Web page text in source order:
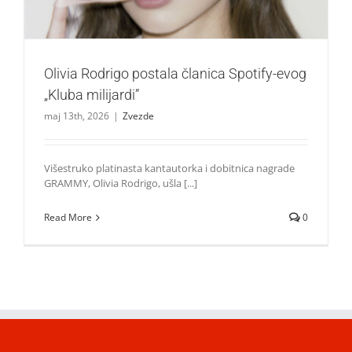
Olivia Rodrigo postala članica Spotify-evog
„Kluba milijardi”
maj 13th, 2026 | Zvezde
Višestruko platinasta kantautorka i dobitnica nagrade
GRAMMY, Olivia Rodrigo, ušla [...]
Read More 0